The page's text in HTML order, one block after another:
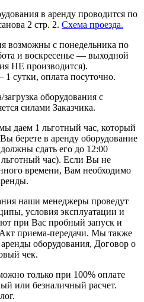
в аренду проводится по
2 стр. 2. Схема проезда.
возможны с понедельника по
и воскресенье — выходной
НЕ производится).
сутки, оплата посуточно.
оборудования с
силами Заказчика.
даем 1 льготный час, который
берете в аренду оборудование
сдать его до 12:00
час). Если Вы не
времени, Вам необходимо
наши менеджеры проведут
условия эксплуатации и
при Вас пробный запуск и
Акт приема-передачи. Мы также
оборудования, Договор о
чек.
только при 100% оплате
или безналичный расчет.